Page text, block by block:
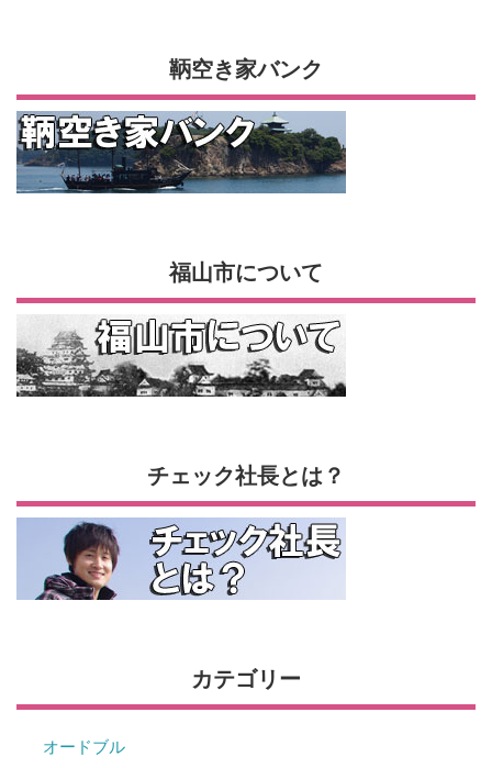
鞆空き家バンク
福山市について
チェック社長とは？
カテゴリー
オードブル